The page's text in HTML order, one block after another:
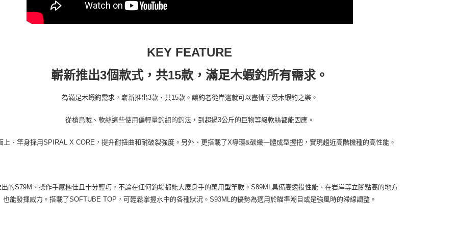
KEY FEATURE
嶄新推出3個款式，共15款，滿足木蝦釣所有需求。
為滿足木蝦釣需求，嶄新推出3款、共15款。讓釣者從岸邊就可以盡情享受木蝦釣之樂。
從槍烏賊、軟絲這些使用偏輕量釣組的釣法，到超過3公斤的巨物等級軟絲都能因應。
上、竿身採用SPIRAL X CORE，提升耐扭曲和耐破裂強度。另外、更搭載了X導環&碳纖一體成型握把，實現趨近高階機種的高性能。
的S79M、操作手感極佳且十分輕巧，不論在任何釣場都能大展身手的萬用型竿款。S89ML具備高遠投性能、在岩岸等立腳點高的地方
也能發揮威力。搭載了SOFTUBE TOP，可輕鬆掌握水中的各種狀況。S93ML的優勢為適用於瞄準潮目或是強風時的滯線調整。